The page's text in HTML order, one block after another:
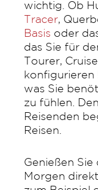
wichtig. Ob
Tracer,
Basis oder
das Sie für
Tourer,
konfigurieren
was Sie
zu fühlen.
Reisenden
Reisen.
Genießen
Morgen